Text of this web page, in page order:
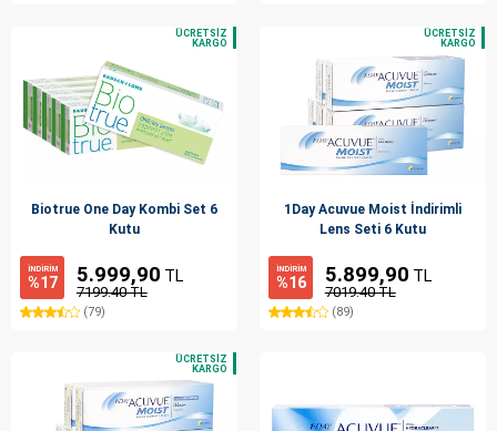
Biotrue One Day Kombi Set 6
Kutu
İNDİRİM
%17 5.999,90 TL
7199.40 TL
(79)
1Day Acuvue Moist İndirimli
Lens Seti 6 Kutu
İNDİRİM
%16 5.899,90 TL
7019.40 TL
(89)